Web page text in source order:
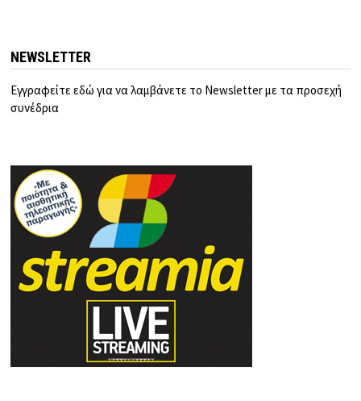
NEWSLETTER
Εγγραφείτε εδώ για να λαμβάνετε το Newsletter με τα προσεχή
συνέδρια